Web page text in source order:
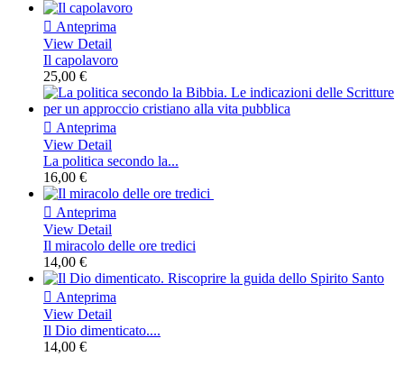
 Anteprima
View Detail
Il capolavoro
25,00 €
 Anteprima
View Detail
La politica secondo la...
16,00 €
 Anteprima
View Detail
Il miracolo delle ore tredici
14,00 €
 Anteprima
View Detail
Il Dio dimenticato....
14,00 €